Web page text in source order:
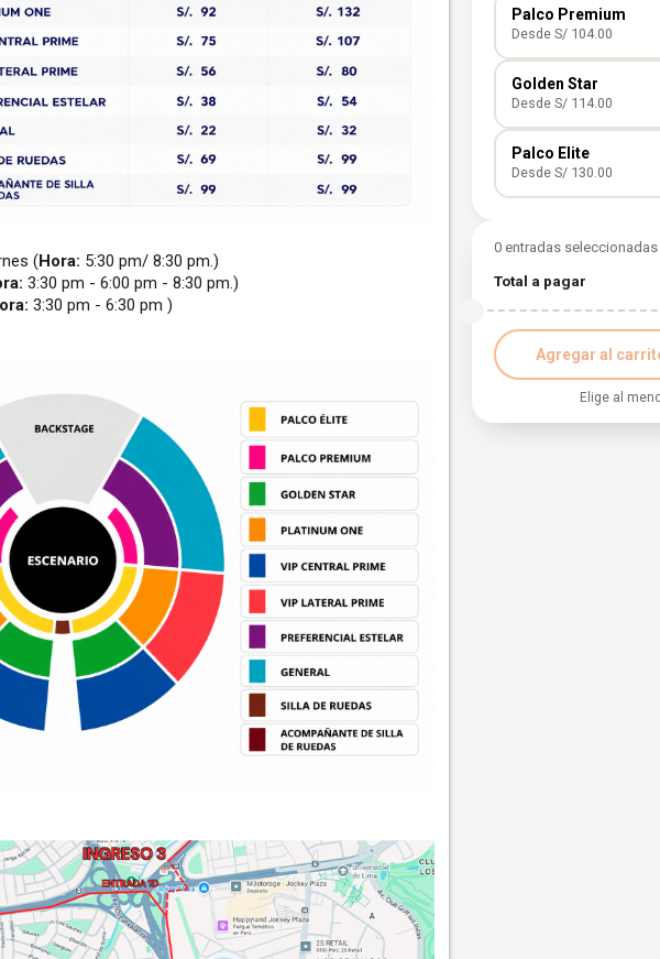
(Hora: 5:30 pm/ 8:30 pm.)
3:30 pm - 6:00 pm - 8:30 pm.)
3:30 pm - 6:30 pm )
Adulto
Niño
Adulto
Palco Premium
Desde S/ 104.00
Niño
Adulto
Golden Star
Desde S/ 114.00
Niño
Palco Elite
Desde S/ 130.00
Adulto
0 entradas seleccionadas
Total a pagar
Agregar al
Elige al